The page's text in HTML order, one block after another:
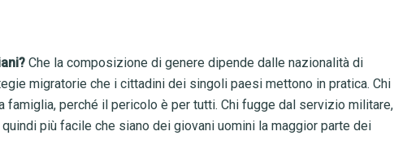
Che la composizione di genere dipende dalle nazionalità di
migratorie che i cittadini dei singoli paesi mettono in pratica. Chi
famiglia, perché il pericolo è per tutti. Chi fugge dal servizio militare,
più facile che siano dei giovani uomini la maggior parte dei